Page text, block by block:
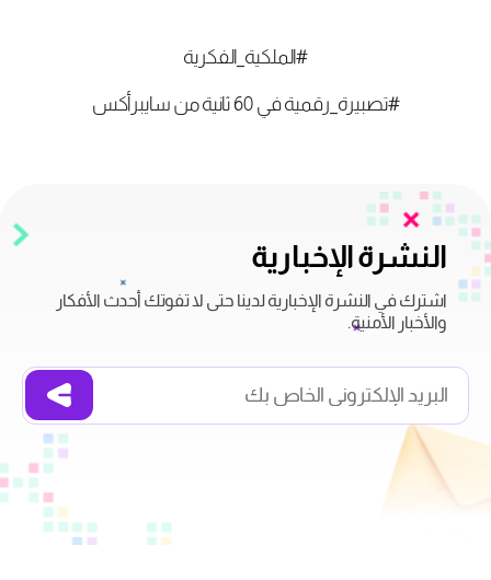
#الملكية_الفكرية
#تصبيرة_رقمية في 60 ثانية من سايبرأكس
النشرة الإخبارية
اشترك في النشرة الإخبارية لدينا حتى لا تفوتك أحدث الأفكار
والأخبار الأمنية.